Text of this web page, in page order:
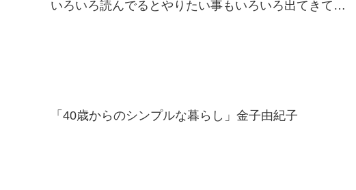
いろいろ読んでるとやりたい事もいろいろ出てきて…
「40歳からのシンプルな暮らし」金子由紀子